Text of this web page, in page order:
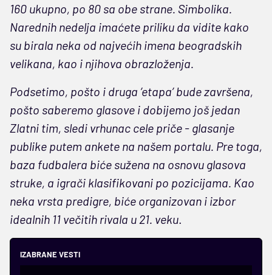
160 ukupno, po 80 sa obe strane. Simbolika.
Narednih nedelja imaćete priliku da vidite kako
su birala neka od najvećih imena beogradskih
velikana, kao i njihova obrazloženja.
Podsetimo, pošto i druga ’etapa’ bude završena,
pošto saberemo glasove i dobijemo još jedan
Zlatni tim, sledi vrhunac cele priče - glasanje
publike putem ankete na našem portalu. Pre toga,
baza fudbalera biće sužena na osnovu glasova
struke, a igrači klasifikovani po pozicijama. Kao
neka vrsta predigre, biće organizovan i izbor
idealnih 11 večitih rivala u 21. veku
IZABRANE VESTI